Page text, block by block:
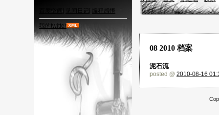
08 2010 档案
泥石流
posted @ 2010-08-16
百度空间 | 见闻日记 编程感悟
我的twitter